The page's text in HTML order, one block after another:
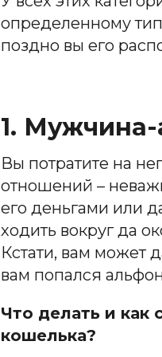
определенному
поздно вы его
1.
Вы потратите на
отношений –
его деньгами или
ходить вокруг да
Кстати, вам может
вам попался
Что делать и как
кошелька?